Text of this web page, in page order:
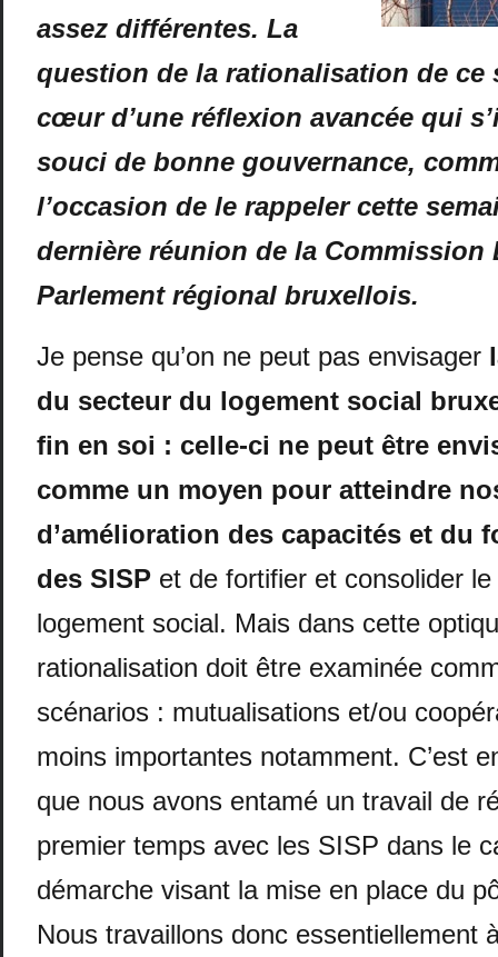
assez différentes. La
question de la rationalisation de ce
cœur d’une réflexion avancée qui
souci de bonne gouvernance,
l’occasion de le rappeler cette
dernière réunion de la Commission
Parlement régional bruxellois.
Je pense qu’on ne peut pas envisager
du secteur du logement social
fin en soi : celle-ci ne peut être
comme un moyen pour atteindre
d’amélioration des capacités et du
des SISP et de fortifier et consolider
logement social. Mais dans cette
rationalisation doit être examinée
scénarios : mutualisations et/ou
moins importantes notamment. C’est
que nous avons entamé un travail de
premier temps avec les SISP dans le
démarche visant la mise en place du
Nous travaillons donc essentiellement